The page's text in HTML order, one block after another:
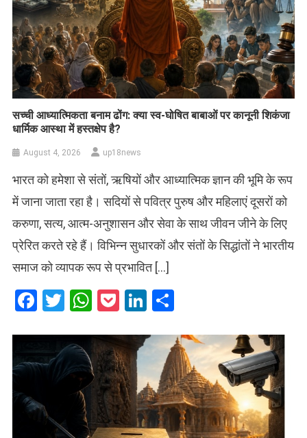
सच्ची आध्यात्मिकता बनाम ढोंग: क्या स्व-घोषित बाबाओं पर कानूनी शिकंजा
धार्मिक आस्था में हस्तक्षेप है?
August 4, 2026 up18news
भारत को हमेशा से संतों, ऋषियों और आध्यात्मिक ज्ञान की भूमि के रूप
में जाना जाता रहा है। सदियों से पवित्र पुरुष और महिलाएं दूसरों को
करुणा, सत्य, आत्म-अनुशासन और सेवा के साथ जीवन जीने के लिए
प्रेरित करते रहे हैं। विभिन्न सुधारकों और संतों के सिद्धांतों ने भारतीय
समाज को व्यापक रूप से प्रभावित […]
Facebook
Twitter
WhatsApp
PocketLinkedIn